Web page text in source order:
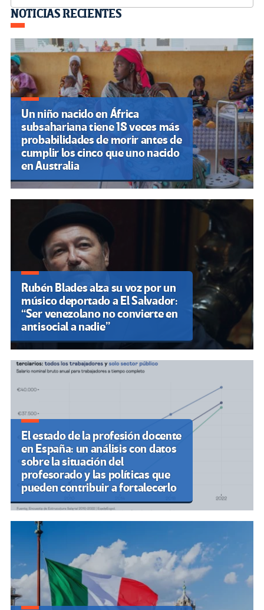
Navegación
de
entradas
NOTICIAS RECIENTES
Un niño nacido en África
subsahariana tiene 18 veces más
probabilidades de morir antes de
cumplir los cinco que uno nacido
en Australia
Rubén Blades alza su voz por un
músico deportado a El Salvador:
“Ser venezolano no convierte en
antisocial a nadie”
El estado de la profesión docente
en España: un análisis con datos
sobre la situación del
profesorado y las políticas que
pueden contribuir a fortalecerlo